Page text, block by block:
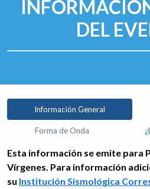
DEL
Información General
Forma de Onda
Esta información se emite para
Vírgenes. Para información
su Institución Sismológica